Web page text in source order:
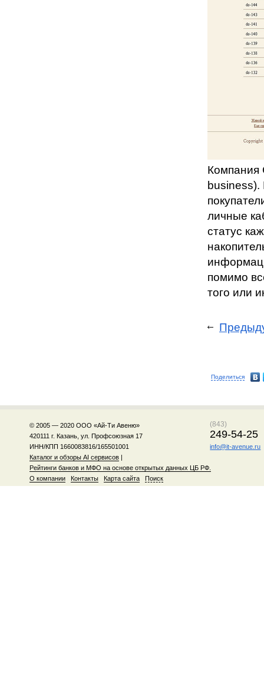
Компания
business).
личные
статус
помимо
того или
Поделиться
© 2005 — 2020 ООО «Ай-Ти Авеню»
420111 г. Казань, ул. Профсоюзная 17
ИНН/КПП 1660083816/165501001
Каталог и обзоры AI сервисов|
Рейтинги банков и МФО на основе открытых данных ЦБ РФ.
О компании
Контакты Карта сайта Поиск
(843)
249-54-25
info@it-avenue.ru